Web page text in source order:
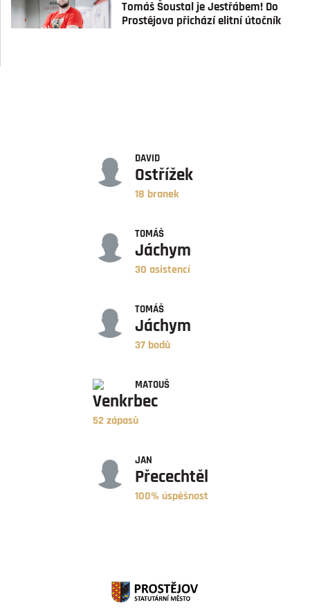
Tomáš Šoustal je Jestřábem! Do
Prostějova přichází elitní útočník
DAVID
Ostřížek
18 branek
TOMÁŠ
Jáchym
30 asistencí
TOMÁŠ
Jáchym
37 bodů
MATOUŠ
Venkrbec
52 zápasů
JAN
Přecechtěl
100% úspěšnost